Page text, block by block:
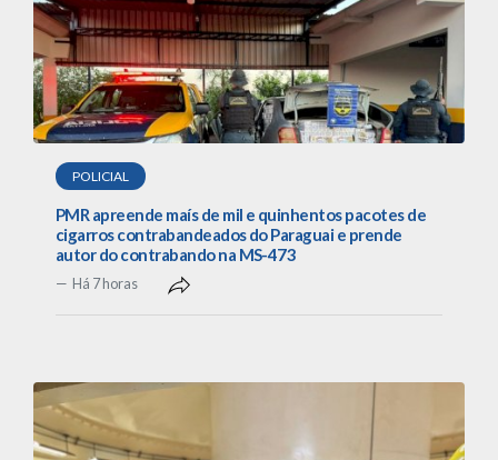
POLICIAL
PMR apreende maís de mil e quinhentos pacotes de
cigarros contrabandeados do Paraguai e prende
autor do contrabando na MS-473
Há 7 horas